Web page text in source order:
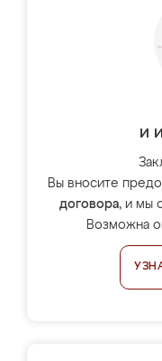
и
Вы вносите
договора, и мы
Возможна